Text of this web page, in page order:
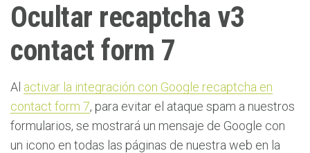
Ocultar recaptcha v3
contact form 7
Al activar la integración con Google recaptcha en
contact form 7, para evitar el ataque spam a nuestros
formularios, se mostrará un mensaje de Google con
un icono en todas las páginas de nuestra web en la